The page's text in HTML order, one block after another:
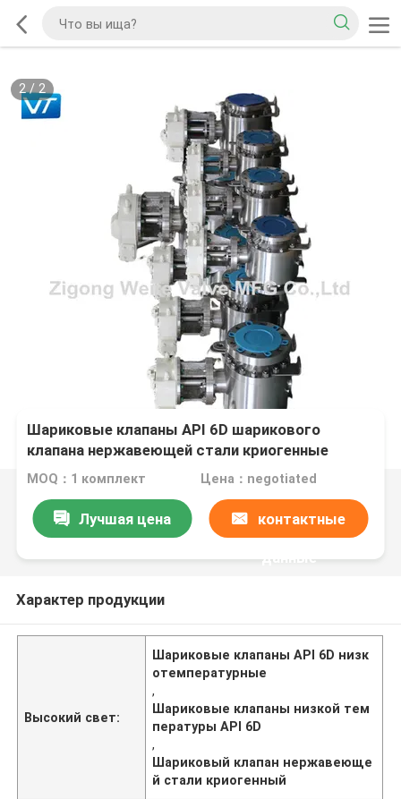
2/2
Шариковые клапаны API 6D шарикового
клапана нержавеющей стали криогенные
низкотемпературные
MOQ：1 комплект Цена：negotiated
Лучшая цена контактные
данные
Характер продукции
Высокий свет:
Шариковые клапаны API 6D низк
отемпературные
,
Шариковые клапаны низкой тем
пературы API 6D
,
Шариковый клапан нержавеюще
й стали криогенный